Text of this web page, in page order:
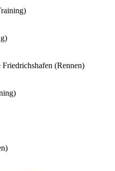
Friedrichshafen (Rennen)